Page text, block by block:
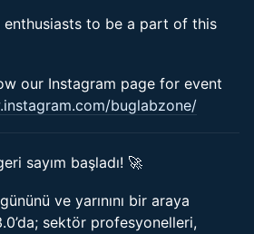
enthusiasts to be a part of this
our Instagram page for event
buglabzone/
sayım başladı! 🚀
ve yarınını bir araya
sektör profesyonelleri,